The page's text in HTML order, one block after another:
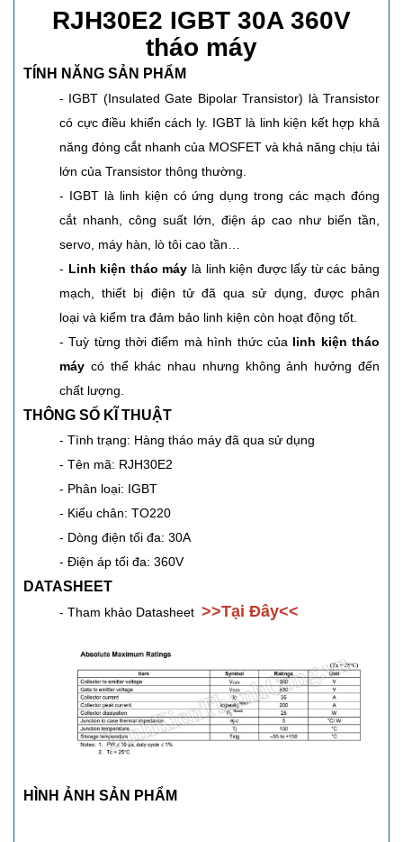
RJH30E2 IGBT 30A 360V
tháo máy
TÍNH NĂNG SẢN PHẨM
- IGBT (Insulated Gate Bipolar Transistor) là Transistor
có cực điều khiển cách ly. IGBT là linh kiện kết hợp khả
năng đóng cắt nhanh của MOSFET và khả năng chịu tải
lớn của Transistor thông thường.
- IGBT là linh kiện có ứng dụng trong các mạch đóng
cắt nhanh, công suất lớn, điện áp cao như biến tần,
servo, máy hàn, lò tôi cao tần…
- Linh kiện tháo máy là linh kiện được lấy từ các bảng
mạch, thiết bị điện tử đã qua sử dụng, được phân
loại và kiểm tra đảm bảo linh kiện còn hoạt động tốt.
- Tuỳ từng thời điểm mà hình thức của linh kiện tháo
máy có thể khác nhau nhưng không ảnh hưởng đến
chất lượng.
THÔNG SỐ KĨ THUẬT
- Tình trạng: Hàng tháo máy đã qua sử dụng
- Tên mã: RJH30E2
- Phân loại: IGBT
- Kiểu chân: TO220
- Dòng điện tối đa: 30A
- Điện áp tối đa: 360V
DATASHEET
- Tham khảo Datasheet >>Tại Đây<<
HÌNH ẢNH SẢN PHẨM